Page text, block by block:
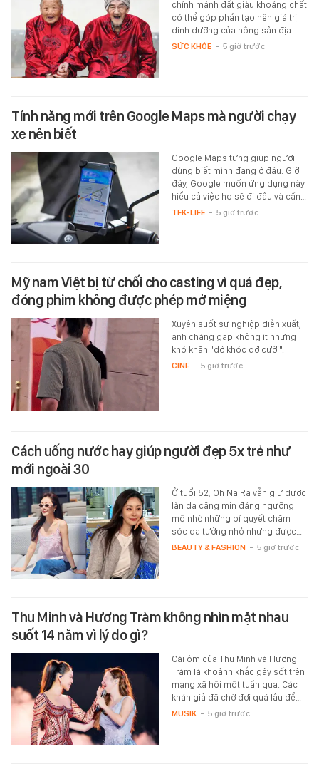
chính mảnh đất giàu khoáng chất
có thể góp phần tạo nên giá trị
dinh dưỡng của nông sản địa…
SỨC KHỎE - 5 giờ trước
Tính năng mới trên Google Maps mà người chạy
xe nên biết
Google Maps từng giúp người
dùng biết mình đang ở đâu. Giờ
đây, Google muốn ứng dụng này
hiểu cả việc họ sẽ đi đâu và cần…
TEK-LIFE - 5 giờ trước
Mỹ nam Việt bị từ chối cho casting vì quá đẹp,
đóng phim không được phép mở miệng
Xuyên suốt sự nghiệp diễn xuất,
anh chàng gặp không ít những
khó khăn "dở khóc dở cười".
CINE - 5 giờ trước
Cách uống nước hay giúp người đẹp 5x trẻ như
mới ngoài 30
Ở tuổi 52, Oh Na Ra vẫn giữ được
làn da căng mịn đáng ngưỡng
mộ nhờ những bí quyết chăm
sóc da tưởng nhỏ nhưng được…
BEAUTY & FASHION - 5 giờ trước
Thu Minh và Hương Tràm không nhìn mặt nhau
suốt 14 năm vì lý do gì?
Cái ôm của Thu Minh và Hương
Tràm là khoảnh khắc gây sốt trên
mạng xã hội một tuần qua. Các
khán giả đã chờ đợi quá lâu để…
MUSIK - 5 giờ trước